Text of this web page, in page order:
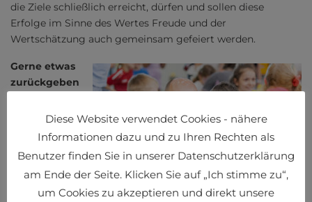
die Ziele schließlich erreicht, dürfen und sollen diese
Erfolge im Sinne des Wertes Freude und der
Wertschätzung auch gemeinsam gefeiert werden.
Gerne etwas
zurückgeben
gefeiert wurde
demnach auch
des Logistik
Awards 2024.
Rund 150
Diese Website verwendet Cookies - nähere
Informationen dazu und zu Ihren Rechten als
Benutzer finden Sie in unserer Datenschutzerklärung
am Ende der Seite. Klicken Sie auf „Ich stimme zu“,
um Cookies zu akzeptieren und direkt unsere